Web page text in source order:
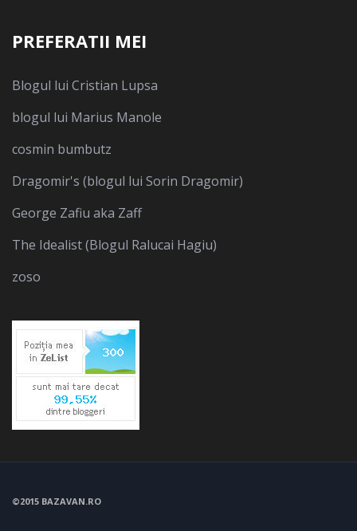
PREFERATII MEI
Blogul lui Cristian Lupsa
blogul lui Marius Manole
cosmin bumbutz
Dragomir's (blogul lui Sorin Dragomir)
George Zafiu aka Zaff
The Idealist (Blogul Ralucai Hagiu)
zoso
©2015 BAZAVAN.RO